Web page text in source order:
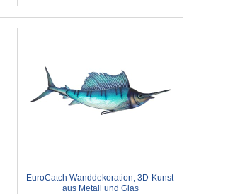
EuroCatch Wanddekoration, 3D-Kunst
aus Metall und Glas